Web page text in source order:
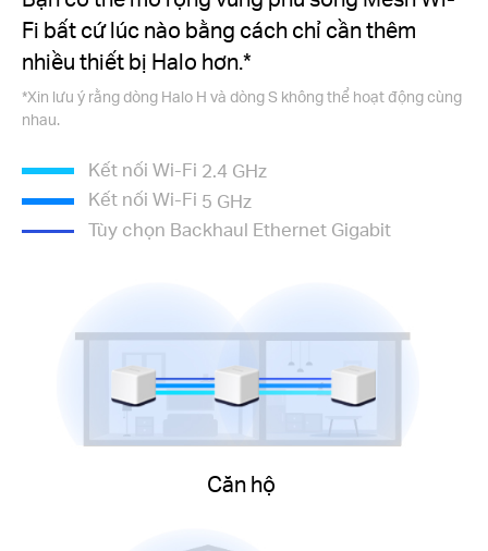
Fi bất cứ lúc nào bằng cách chỉ cần thêm
nhiều thiết bị Halo hơn.*
*Xin lưu ý rằng dòng Halo H và dòng S không thể hoạt động cùng
nhau.
Căn hộ
Kết nối Wi-Fi 2.4 GHz
Kết nối Wi-Fi 5 GHz
Tùy chọn Backhaul Ethernet Gigabit